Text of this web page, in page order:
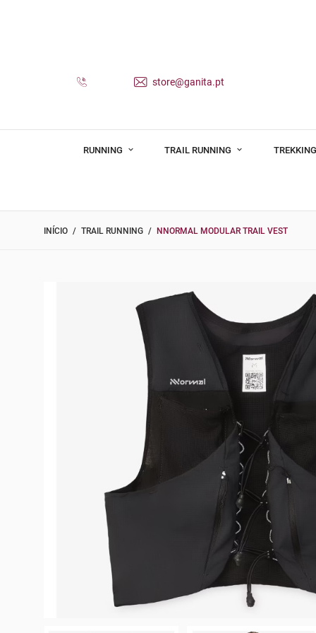
store@ganita.pt
RUNNING TRAIL RUNNING
INÍCIO TRAIL RUNNING NNORMAL MODULAR TRAIL VEST